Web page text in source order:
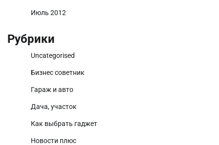
Июль 2012
Рубрики
Uncategorised
Бизнес советник
Гараж и авто
Дача, участок
Как выбрать гаджет
Новости плюс